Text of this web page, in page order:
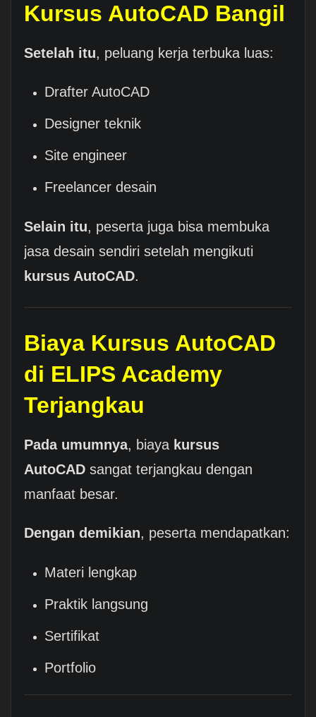
Kursus AutoCAD Bangil
Setelah itu, peluang kerja terbuka luas:
Drafter AutoCAD
Designer teknik
Site engineer
Freelancer desain
Selain itu, peserta juga bisa membuka
jasa desain sendiri setelah mengikuti
kursus AutoCAD.
Biaya Kursus AutoCAD
di ELIPS Academy
Terjangkau
Pada umumnya, biaya kursus
AutoCAD sangat terjangkau dengan
manfaat besar.
Dengan demikian, peserta mendapatkan:
Materi lengkap
Praktik langsung
Sertifikat
Portfolio